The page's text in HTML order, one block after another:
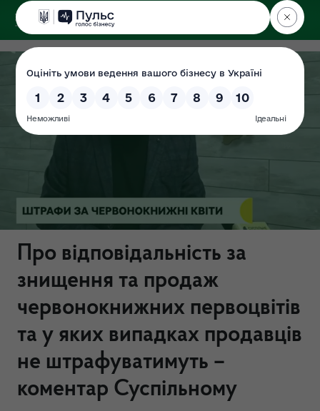
ДЕРЖЕКОІНСПЕКЦІЯ
Поліського округу
Про відповідальність за
знищення та продаж
червонокнижних первоцвітів
та у яких випадках продавців
не штрафуватимуть –
коментар Суспільному